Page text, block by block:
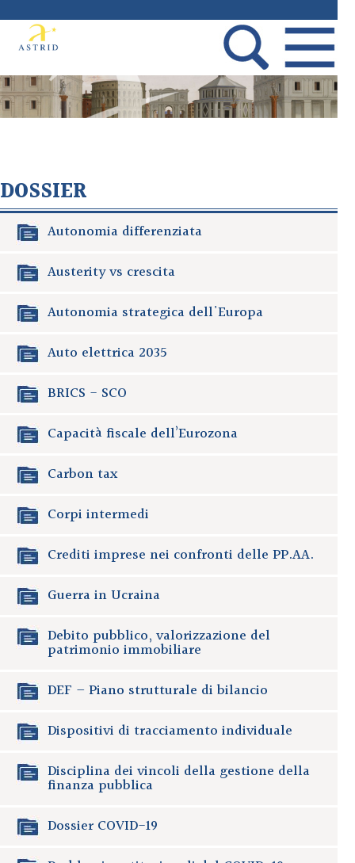
DOSSIER
Autonomia differenziata
Austerity vs crescita
Autonomia strategica dell'Europa
Auto elettrica 2035
BRICS - SCO
Capacità fiscale dell’Eurozona
Carbon tax
Corpi intermedi
Crediti imprese nei confronti delle PP.AA.
Guerra in Ucraina
Debito pubblico, valorizzazione del
patrimonio immobiliare
DEF – Piano strutturale di bilancio
Dispositivi di tracciamento individuale
Disciplina dei vincoli della gestione della
finanza pubblica
Dossier COVID-19